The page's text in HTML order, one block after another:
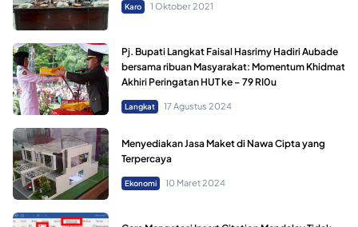
Karo 1 Oktober 2021
Pj. Bupati Langkat Faisal Hasrimy Hadiri Aubade
bersama ribuan Masyarakat: Momentum Khidmat
Akhiri Peringatan HUT ke – 79 RI0u
Langkat 17 Agustus 2024
Menyediakan Jasa Maket di Nawa Cipta yang
Terpercaya
Ekonomi 10 Maret 2024